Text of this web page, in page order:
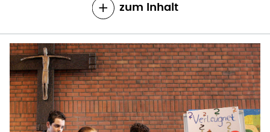
zum Inhalt